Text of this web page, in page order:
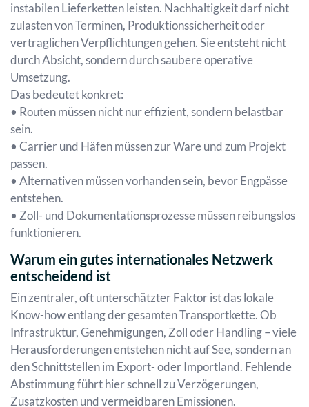
instabilen Lieferketten leisten. Nachhaltigkeit darf nicht
zulasten von Terminen, Produktionssicherheit oder
vertraglichen Verpflichtungen gehen. Sie entsteht nicht
durch Absicht, sondern durch saubere operative
Umsetzung.
Das bedeutet konkret:
• Routen müssen nicht nur effizient, sondern belastbar
sein.
• Carrier und Häfen müssen zur Ware und zum Projekt
passen.
• Alternativen müssen vorhanden sein, bevor Engpässe
entstehen.
• Zoll- und Dokumentationsprozesse müssen reibungslos
funktionieren.
Warum ein gutes internationales Netzwerk
entscheidend ist
Ein zentraler, oft unterschätzter Faktor ist das lokale
Know-how entlang der gesamten Transportkette. Ob
Infrastruktur, Genehmigungen, Zoll oder Handling – viele
Herausforderungen entstehen nicht auf See, sondern an
den Schnittstellen im Export- oder Importland. Fehlende
Abstimmung führt hier schnell zu Verzögerungen,
Zusatzkosten und vermeidbaren Emissionen.